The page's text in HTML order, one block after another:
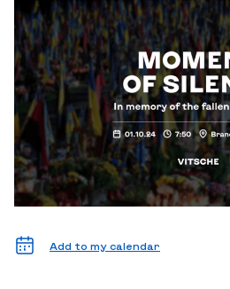
Add to my calendar